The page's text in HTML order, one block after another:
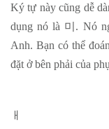
Ký tự này cũng dễ
dụng nó là 미 . Nó
Anh. Bạn có thể
đặt ở bên phải của
ㅐ